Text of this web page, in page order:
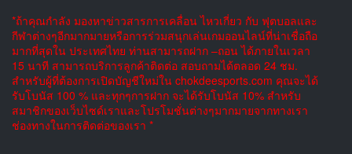
*ถ้าคุณกำลัง มองหาข่าวสารการเคลื่อน ไหวเกี่ยว กับ ฟุตบอลและ
กีฬาต่างๆอีกมากมายหรือการร่วมสนุกเล่นเกมออนไลน์ที่น่าเชื่อถือ
มากที่สุดใน ประเทศไทย ท่านสามารถฝาก –ถอน ได้ภายในเวลา
15 นาที สามารถบริการลูกค้าติดต่อ สอบถามได้ตลอด 24 ชม.
สำหรับผู้ที่ต้องการเปิดบัญชีใหม่ใน chokdeesports.com คุณจะได้
รับโบนัส 100 % และทุกๆการฝาก จะได้รับโบนัส 10% สำหรับ
สมาชิกของเว็บไซด์เราและโปรโมชั่นต่างๆมากมายจากทางเรา
ช่องทางในการติดต่อของเรา *